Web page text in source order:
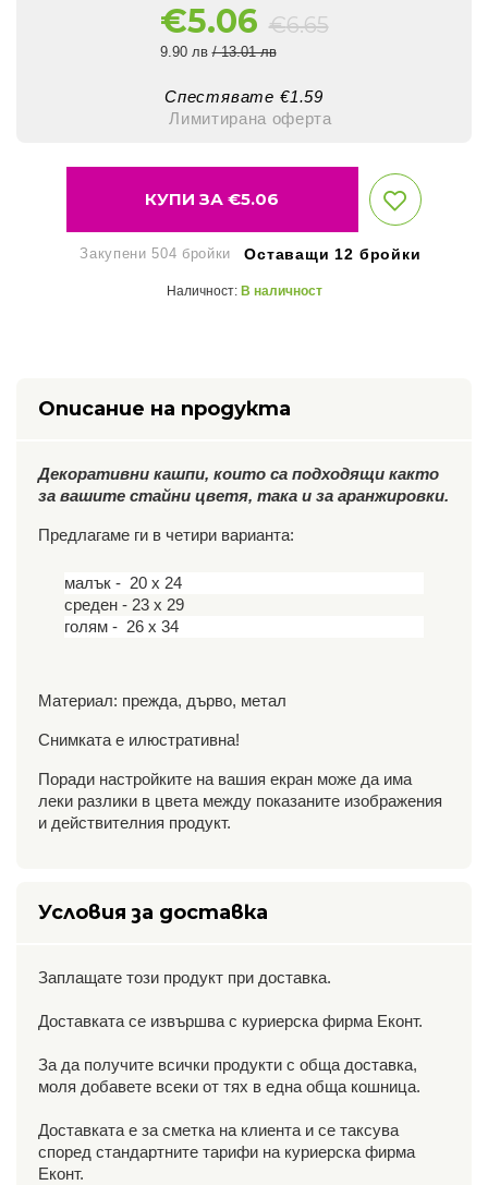
€5.06 €6.65
9.90 лв / 13.01 лв
Спестявате €1.59
Лимитирана оферта
КУПИ ЗА €5.06
Закупени 504 бройки Оставащи 12 бройки
Наличност: В наличност
Описание на продукта
Декоративни кашпи, които са подходящи както
за вашите стайни цветя, така и за аранжировки.
Предлагаме ги в четири варианта:
малък - 20 х 24
среден - 23 х 29
голям - 26 х 34
Материал: прежда, дърво, метал
Снимката е илюстративна!
Поради настройките на вашия екран може да има
леки разлики в цвета между показаните изображения
и действителния продукт.
Условия за доставка
Заплащате този продукт при доставка.
Доставката се извършва с куриерска фирма Еконт.
За да получите всички продукти с обща доставка,
моля добавете всеки от тях в една обща кошница.
Доставката е за сметка на клиента и се таксува
според стандартните тарифи на куриерска фирма
Еконт.